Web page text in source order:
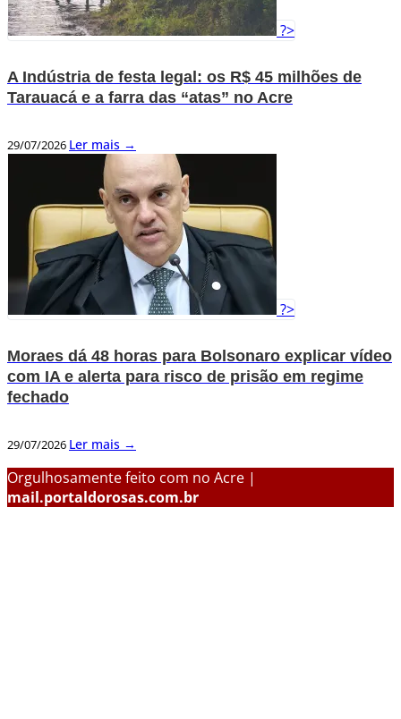
?>
A Indústria de festa legal: os R$ 45 milhões de
Tarauacá e a farra das “atas” no Acre
29/07/2026 Ler mais →
?>
Moraes dá 48 horas para Bolsonaro explicar vídeo
com IA e alerta para risco de prisão em regime
fechado
29/07/2026 Ler mais →
Orgulhosamente feito com no Acre |
mail.portaldorosas.com.br